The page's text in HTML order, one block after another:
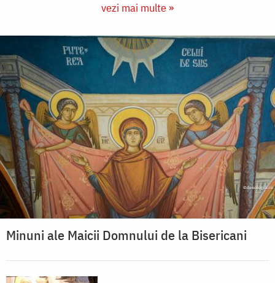
vezi mai multe »
Minuni ale Maicii Domnului de la Bisericani